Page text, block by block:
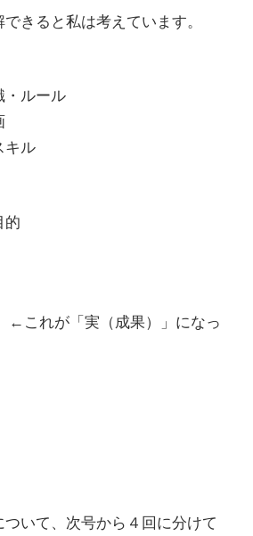
きると私は考えています。
・ルール
キル
的
←これが「実（成果）」になっ
いて、次号から４回に分けて